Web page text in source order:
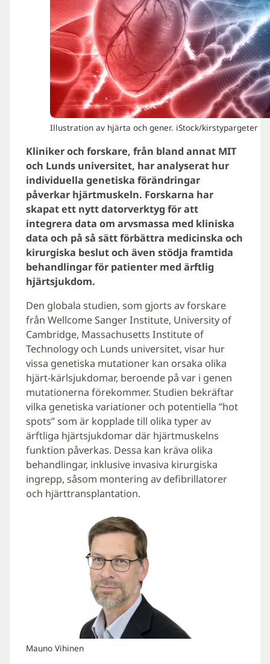
Illustration av hjärta och gener. iStock/kirstypargeter
Kliniker och forskare, från bland annat MIT
och Lunds universitet, har analyserat hur
individuella genetiska förändringar
påverkar hjärtmuskeln. Forskarna har
skapat ett nytt datorverktyg för att
integrera data om arvsmassa med kliniska
data och på så sätt förbättra medicinska och
kirurgiska beslut och även stödja framtida
behandlingar för patienter med ärftlig
hjärtsjukdom.
Den globala studien, som gjorts av forskare
från Wellcome Sanger Institute, University of
Cambridge, Massachusetts Institute of
Technology och Lunds universitet, visar hur
vissa genetiska mutationer kan orsaka olika
hjärt-kärlsjukdomar, beroende på var i genen
mutationerna förekommer. Studien bekräftar
vilka genetiska variationer och potentiella ”hot
spots” som är kopplade till olika typer av
ärftliga hjärtsjukdomar där hjärtmuskelns
funktion påverkas. Dessa kan kräva olika
behandlingar, inklusive invasiva kirurgiska
ingrepp, såsom montering av defibrillatorer
och hjärttransplantation.
Mauno Vihinen